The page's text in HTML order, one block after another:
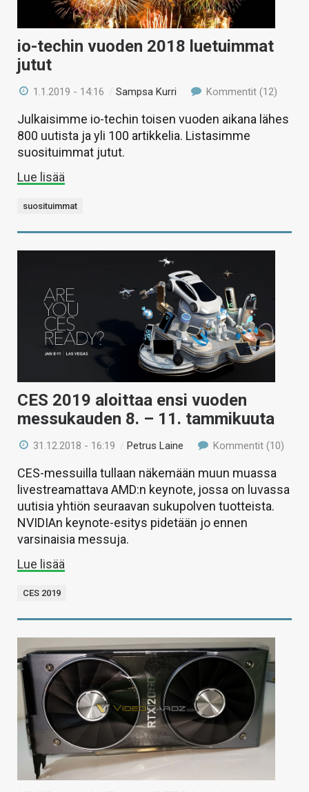
io-techin vuoden 2018 luetuimmat
jutut
1.1.2019 - 14:16 /Sampsa Kurri Kommentit (12)
Julkaisimme io-techin toisen vuoden aikana lähes
800 uutista ja yli 100 artikkelia. Listasimme
suosituimmat jutut.
Lue lisää
suosituimmat
CES 2019 aloittaa ensi vuoden
messukauden 8. – 11. tammikuuta
31.12.2018 - 16:19 /Petrus Laine Kommentit (10)
CES-messuilla tullaan näkemään muun muassa
livestreamattava AMD:n keynote, jossa on luvassa
uutisia yhtiön seuraavan sukupolven tuotteista.
NVIDIAn keynote-esitys pidetään jo ennen
varsinaisia messuja.
Lue lisää
CES 2019